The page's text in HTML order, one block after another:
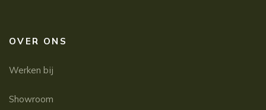
OVER ONS
Werken bij
Showroom